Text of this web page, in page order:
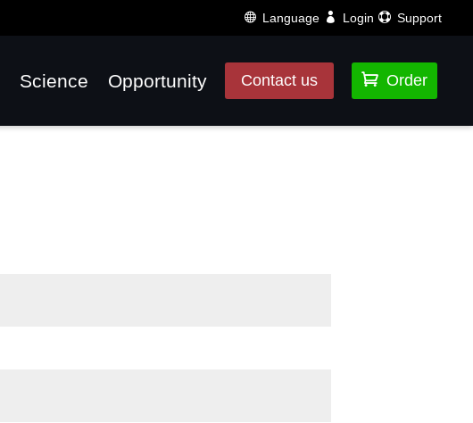
Language Login Support
Science Opportunity Contact us  Order